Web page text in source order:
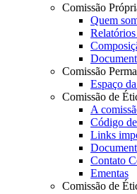
Comissão
Quem
Comissão
Espaço
Comissão de
A
Código
Links
Contato
Ementas
Comissão de